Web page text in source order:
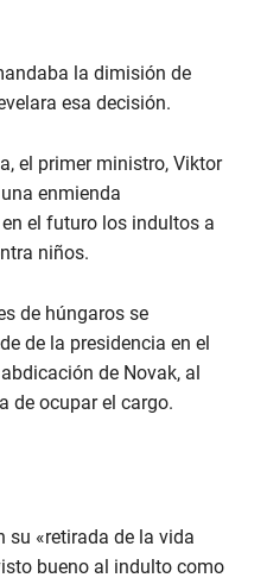
la dimisión de
esa decisión.
el primer ministro, Viktor
enmienda
el futuro los indultos a
niños.
de húngaros se
de la presidencia en el
de Novak, al
de ocupar el cargo.
su «retirada de la vida
bueno al indulto como